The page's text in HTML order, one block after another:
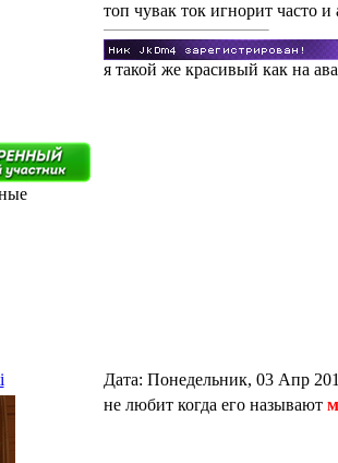
топ чувак ток игнорит часто и
я такой же красивый как на
Дата: Понедельник, 03 Апр
не любит когда его называют